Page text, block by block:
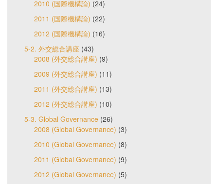
2010 (国際機構論) (24)
2011 (国際機構論) (22)
2012 (国際機構論) (16)
5-2. 外交総合講座 (43)
2008 (外交総合講座) (9)
2009 (外交総合講座) (11)
2011 (外交総合講座) (13)
2012 (外交総合講座) (10)
5-3. Global Governance (26)
2008 (Global Governance) (3)
2010 (Global Governance) (8)
2011 (Global Governance) (9)
2012 (Global Governance) (5)